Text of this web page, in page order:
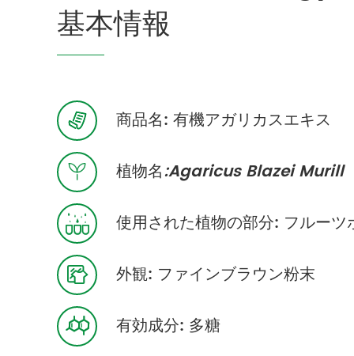
基本情報
 商品名: 有機アガリカスエキス
 植物名:Agaricus Blazei Murill
 使用された植物の部分: フルーツ
 外観: ファインブラウン粉末
 有効成分: 多糖